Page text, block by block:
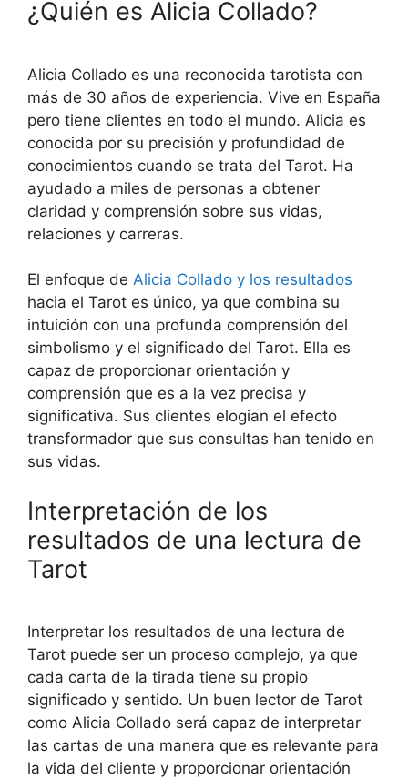
¿Quién es Alicia Collado?
Alicia Collado es una reconocida tarotista con
más de 30 años de experiencia. Vive en España
pero tiene clientes en todo el mundo. Alicia es
conocida por su precisión y profundidad de
conocimientos cuando se trata del Tarot. Ha
ayudado a miles de personas a obtener
claridad y comprensión sobre sus vidas,
relaciones y carreras.
El enfoque de Alicia Collado y los resultados
hacia el Tarot es único, ya que combina su
intuición con una profunda comprensión del
simbolismo y el significado del Tarot. Ella es
capaz de proporcionar orientación y
comprensión que es a la vez precisa y
significativa. Sus clientes elogian el efecto
transformador que sus consultas han tenido en
sus vidas.
Interpretación de los
resultados de una lectura de
Tarot
Interpretar los resultados de una lectura de
Tarot puede ser un proceso complejo, ya que
cada carta de la tirada tiene su propio
significado y sentido. Un buen lector de Tarot
como Alicia Collado será capaz de interpretar
las cartas de una manera que es relevante para
la vida del cliente y proporcionar orientación